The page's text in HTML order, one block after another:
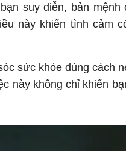
suy diễn, bản mệnh
này khiến tình cảm
sức khỏe đúng cách
này không chỉ khiến